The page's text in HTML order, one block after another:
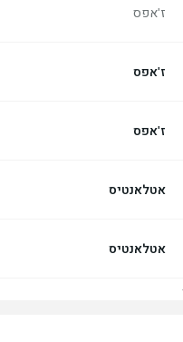
ז'אפס
ז'אפס
ז'אפס
אטלאנטיס
אטלאנטיס